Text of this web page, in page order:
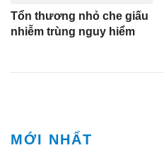
Tổn thương nhỏ che giấu
nhiễm trùng nguy hiểm
MỚI NHẤT